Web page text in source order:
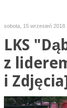
sobota, 15 wrzesień 2018
LKS
z
i